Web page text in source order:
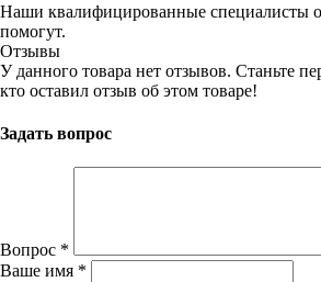
Наши квалифицированные специалисты
помогут.
Отзывы
У данного товара нет отзывов. Станьте
кто оставил отзыв об этом товаре!
Задать вопрос
Вопрос *
Ваше имя *